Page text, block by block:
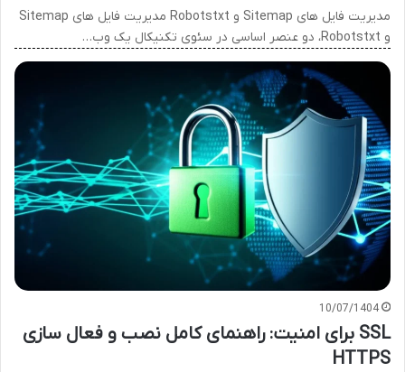
مدیریت فایل های Sitemap و Robotstxt مدیریت فایل های Sitemap
و Robotstxt، دو عنصر اساسی در سئوی تکنیکال یک وب…
10/07/1404
SSL برای امنیت: راهنمای کامل نصب و فعال سازی
HTTPS